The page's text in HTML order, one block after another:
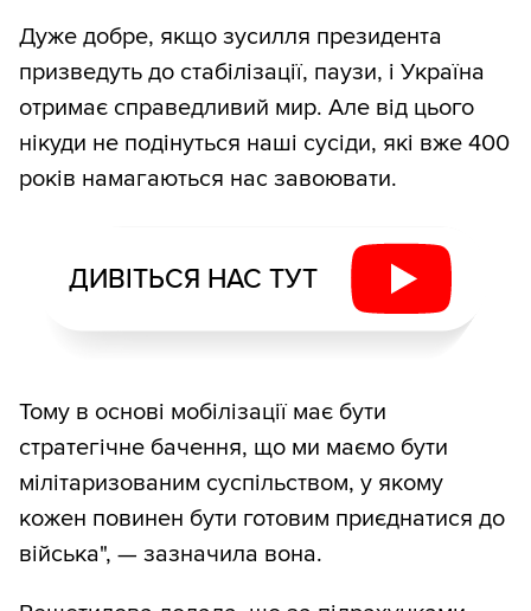
Дуже добре, якщо зусилля президента
призведуть до стабілізації, паузи, і Україна
отримає справедливий мир. Але від цього
нікуди не подінуться наші сусіди, які вже 400
років намагаються нас завоювати.
ДИВІТЬСЯ НАС ТУТ
Тому в основі мобілізації має бути
стратегічне бачення, що ми маємо бути
мілітаризованим суспільством, у якому
кожен повинен бути готовим приєднатися до
війська", — зазначила вона.